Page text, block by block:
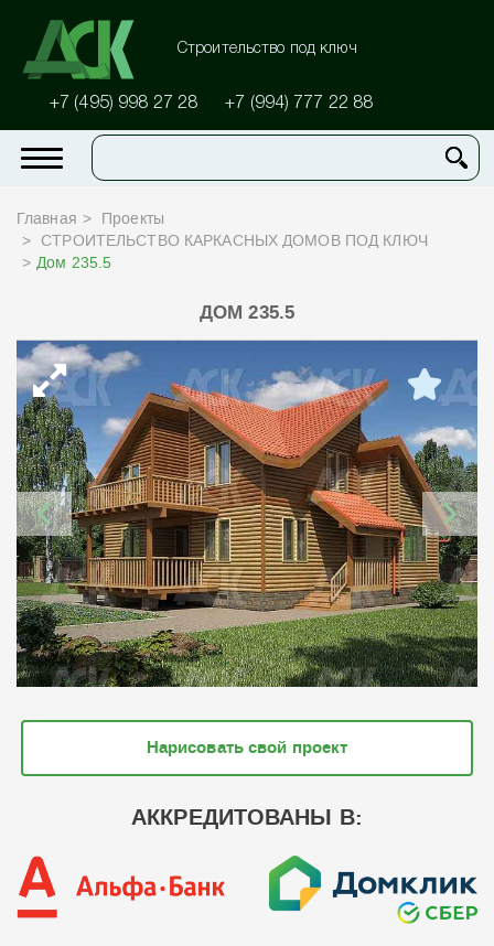
Строительство под ключ
+7 (495) 998 27 28 +7 (994) 777 22 88
Главная
Проекты
СТРОИТЕЛЬСТВО КАРКАСНЫХ ДОМОВ ПОД КЛЮЧ
Дом 235.5
ДОМ 235.5
Нарисовать свой проект
АККРЕДИТОВАНЫ В: